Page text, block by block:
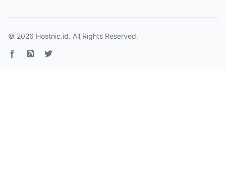
© 2026 Hostnic.id. All Rights Reserved.